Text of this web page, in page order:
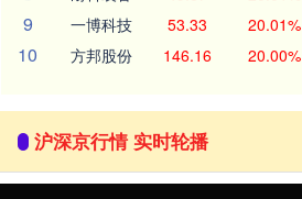
9 一博科技 53.33 20.01%
10 方邦股份 146.16 20.00%
沪深京行情 实时轮播